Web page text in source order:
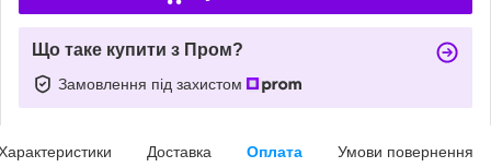
Що таке купити з Пром?
Замовлення під захистом
Доставка Оплата Умови повернення